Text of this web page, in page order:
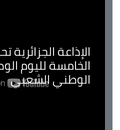
الإذاعة الجزائرية
الخامسة لليوم
الوطني الشعبي